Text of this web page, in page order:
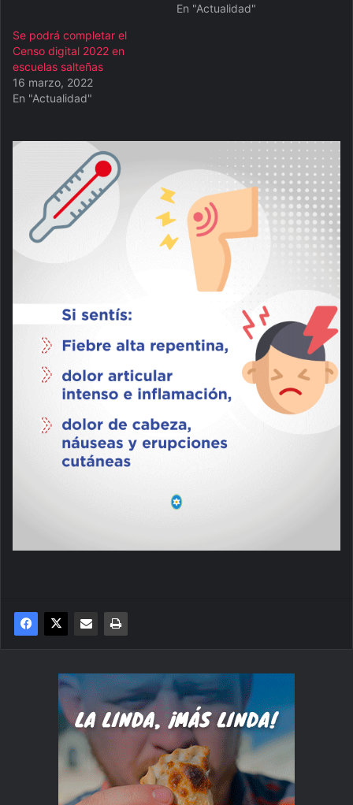
En "Actualidad"
Se podrá completar el
Censo digital 2022 en
escuelas salteñas
16 marzo, 2022
En "Actualidad"